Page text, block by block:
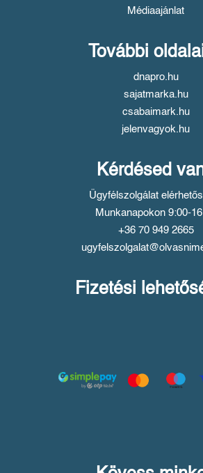
Médiaajánlat
További
dnapro.hu
sajatmarka.hu
csabaimark.hu
jelenvagyok.hu
Kérdésed
Ügyfélszolgálat
Munkanapokon 9:00-
+36 70 949 2665
Fizetési